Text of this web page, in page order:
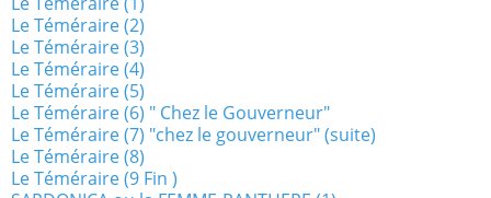
Le Téméraire (2)
Le Téméraire (3)
Le Téméraire (4)
Le Téméraire (5)
Le Téméraire (6) " Chez le Gouverneur"
Le Téméraire (7) "chez le gouverneur" (suite)
Le Téméraire (8)
Le Téméraire (9 Fin )